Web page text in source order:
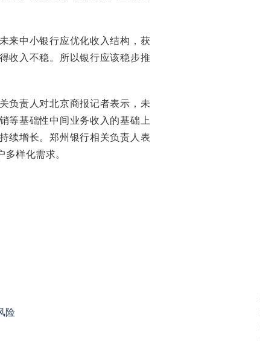
中小银行应优化收入结构，获
收入不稳。所以银行应该稳步推
责人对北京商报记者表示，未
等基础性中间业务收入的基础上
续增长。郑州银行相关负责人表
样化需求。
险